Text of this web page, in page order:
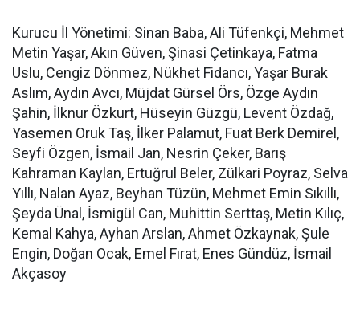
Kurucu İl Yönetimi: Sinan Baba, Ali Tüfenkçi, Mehmet
Metin Yaşar, Akın Güven, Şinasi Çetinkaya, Fatma
Uslu, Cengiz Dönmez, Nükhet Fidancı, Yaşar Burak
Aslım, Aydın Avcı, Müjdat Gürsel Örs, Özge Aydın
Şahin, İlknur Özkurt, Hüseyin Güzgü, Levent Özdağ,
Yasemen Oruk Taş, İlker Palamut, Fuat Berk Demirel,
Seyfi Özgen, İsmail Jan, Nesrin Çeker, Barış
Kahraman Kaylan, Ertuğrul Beler, Zülkari Poyraz, Selva
Yıllı, Nalan Ayaz, Beyhan Tüzün, Mehmet Emin Sıkıllı,
Şeyda Ünal, İsmigül Can, Muhittin Serttaş, Metin Kılıç,
Kemal Kahya, Ayhan Arslan, Ahmet Özkaynak, Şule
Engin, Doğan Ocak, Emel Fırat, Enes Gündüz, İsmail
Akçasoy